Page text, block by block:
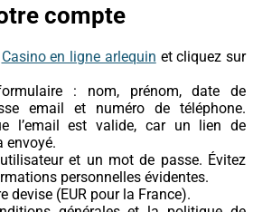
compte
Casino en ligne arlequin et cliquez sur
: nom, prénom, date de
email et numéro de téléphone.
l’email est valide, car un lien de
envoyé.
et un mot de passe. Évitez
personnelles évidentes.
devise (EUR pour la France).